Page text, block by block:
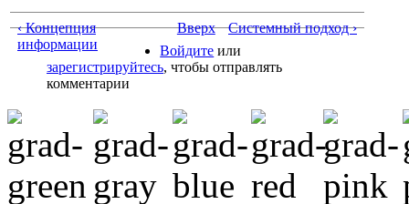
‹ Концепция
информации
Вверх
Системный подход ›
Войдите или
зарегистрируйтесь, чтобы отправлять
комментарии